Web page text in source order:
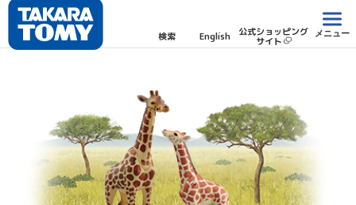
検索 English 公式ショッピング
サイト
メニュー